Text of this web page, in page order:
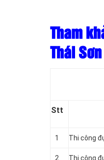
Tham
Thái Sơn
Stt
1 Thi công
2 Thi công